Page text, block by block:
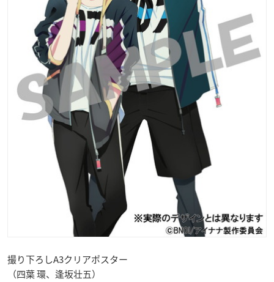
撮り下ろしA3クリアポスター
（四葉 環、逢坂壮五）